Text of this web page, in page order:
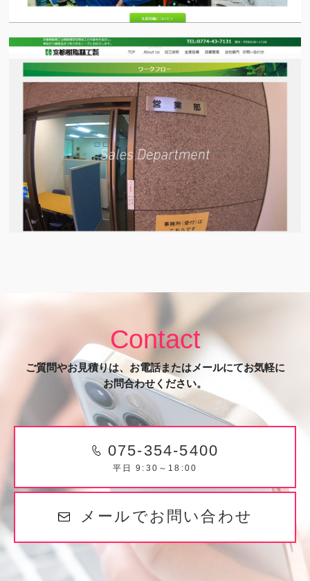
Contact
ご質問やお見積りは、お電話またはメールにてお気軽に
お問合わせください。
075-354-5400
平日 9:30～18:00
メールでお問い合わせ